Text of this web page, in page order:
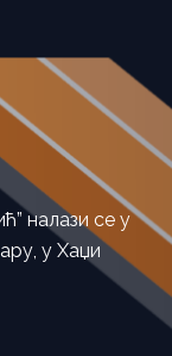
налази се у
у Хаџи